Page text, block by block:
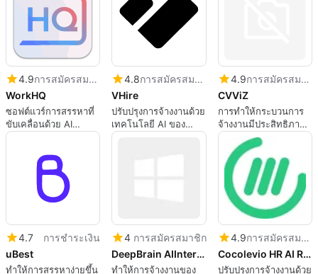
4.9
การสมัครสมาชิก
WorkHQ
ซอฟต์แวร์การสรรหาที่
ขับเคลื่อนด้วย AI
สำหรับการจ้างงานที่มี
4.8
การสมัครสมาชิก
VHire
ปรับปรุงการจ้างงานด้วย
เทคโนโลยี AI ของ
VHire
4.9
การสมัครสมาชิก
CVViZ
การทำให้กระบวนการ
จ้างงานมีประสิทธิภาพ
ด้วยซอฟต์แวร์ CVViZ
4.7
การชำระเงิน
uBest
ทำให้การสรรหาง่ายขึ้น
4 การสมัครสมาชิก
DeepBrain AIInterview
ทำให้การจ้างงานของ
4.9
การสมัครสมาชิก
Cocolevio HR AI Recruiting Software
ปรับปรุงการจ้างงานด้วย